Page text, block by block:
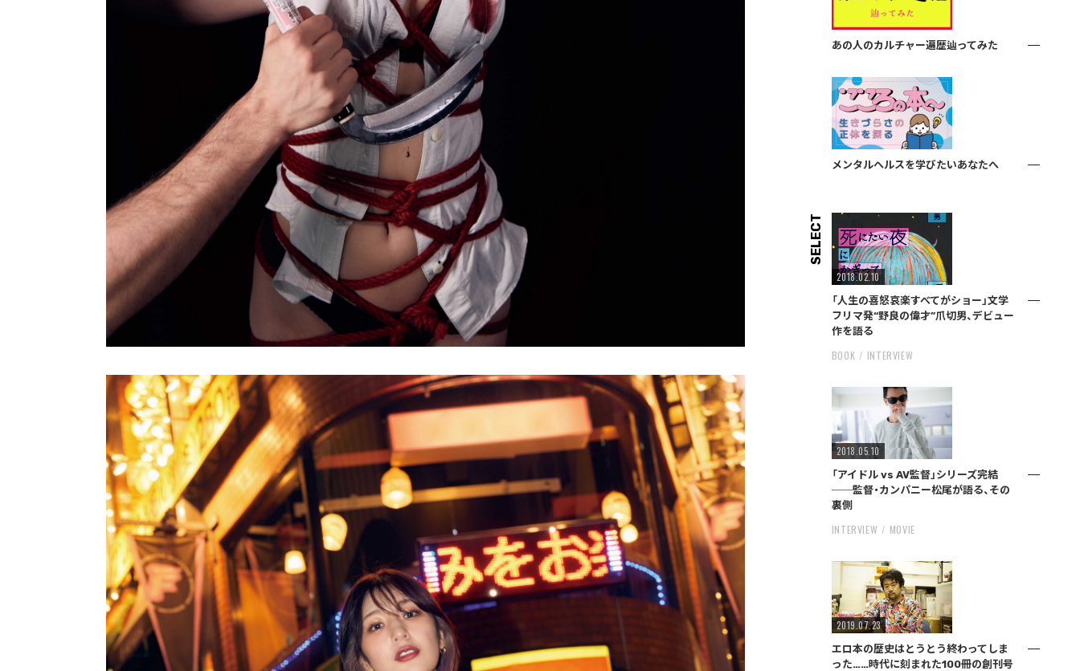
あの人のカルチャー遍歴辿ってみた
メンタルヘルスを学びたいあなたへ
SELECT
2018.02.10
「人生の喜怒哀楽すべてがショー」文学
フリマ発“野良の偉才”爪切男、デビュー
作を語る
BOOK INTERVIEW
2018.05.10
「アイドル vs AV監督」シリーズ完結
──監督・カンパニー松尾が語る、その
裏側
INTERVIEW MOVIE
2019.07.23
エロ本の歴史はとうとう終わってしま
った……時代に刻まれた100冊の創刊号